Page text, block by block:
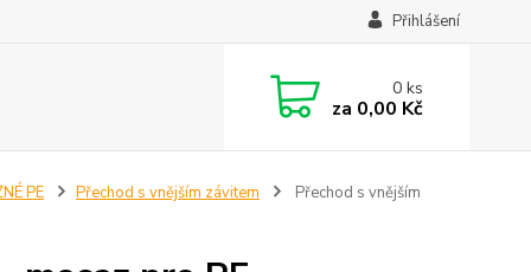
Přihlášení
0ks
za 0,00 Kč
PE Přechod s vnějším závitem Přechod s vnějším